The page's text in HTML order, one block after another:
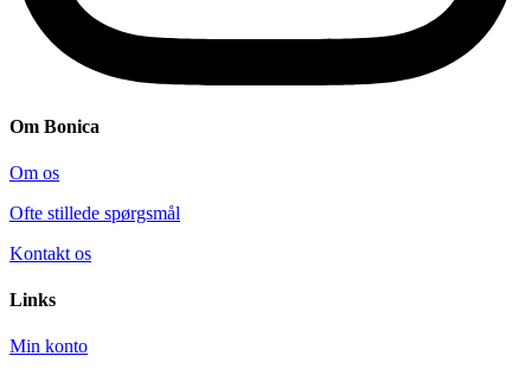
Om Bonica
Om os
Ofte stillede spørgsmål
Kontakt os
Links
Min konto